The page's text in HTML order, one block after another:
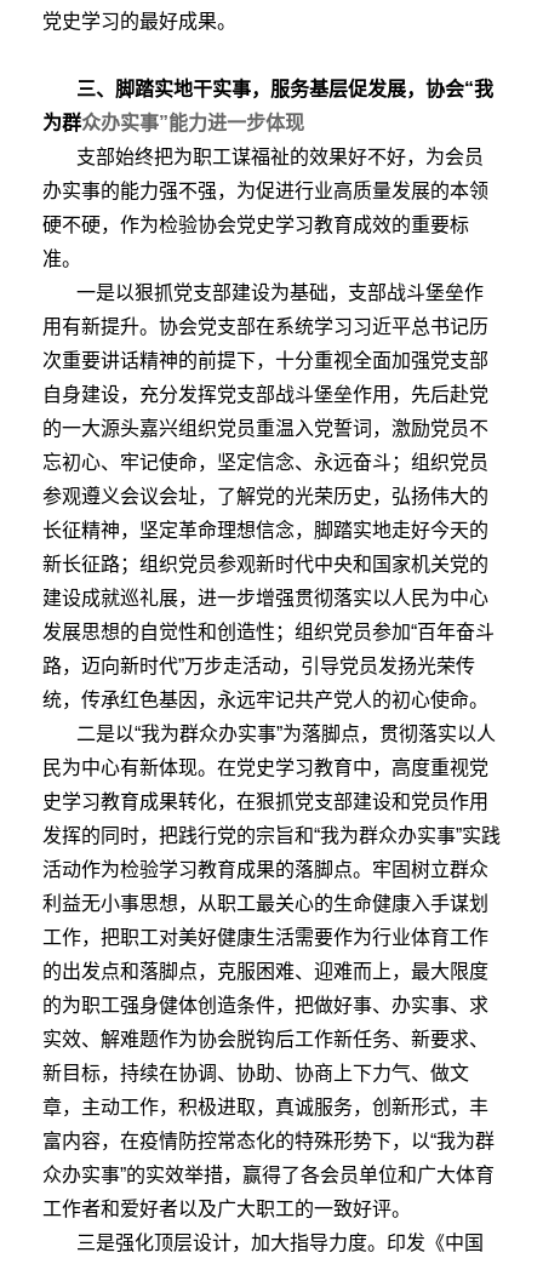
党史学习的最好成果。
三、脚踏实地干实事，服务基层促发展，协会“我
为群众办实事”能力进一步体现
支部始终把为职工谋福祉的效果好不好，为会员
办实事的能力强不强，为促进行业高质量发展的本领
硬不硬，作为检验协会党史学习教育成效的重要标
准。
一是以狠抓党支部建设为基础，支部战斗堡垒作
用有新提升。协会党支部在系统学习习近平总书记历
次重要讲话精神的前提下，十分重视全面加强党支部
自身建设，充分发挥党支部战斗堡垒作用，先后赴党
的一大源头嘉兴组织党员重温入党誓词，激励党员不
忘初心、牢记使命，坚定信念、永远奋斗；组织党员
参观遵义会议会址，了解党的光荣历史，弘扬伟大的
长征精神，坚定革命理想信念，脚踏实地走好今天的
新长征路；组织党员参观新时代中央和国家机关党的
建设成就巡礼展，进一步增强贯彻落实以人民为中心
发展思想的自觉性和创造性；组织党员参加“百年奋斗
路，迈向新时代”万步走活动，引导党员发扬光荣传
统，传承红色基因，永远牢记共产党人的初心使命。
二是以“我为群众办实事”为落脚点，贯彻落实以人
民为中心有新体现。在党史学习教育中，高度重视党
史学习教育成果转化，在狠抓党支部建设和党员作用
发挥的同时，把践行党的宗旨和“我为群众办实事”实践
活动作为检验学习教育成果的落脚点。牢固树立群众
利益无小事思想，从职工最关心的生命健康入手谋划
工作，把职工对美好健康生活需要作为行业体育工作
的出发点和落脚点，克服困难、迎难而上，最大限度
的为职工强身健体创造条件，把做好事、办实事、求
实效、解难题作为协会脱钩后工作新任务、新要求、
新目标，持续在协调、协助、协商上下力气、做文
章，主动工作，积极进取，真诚服务，创新形式，丰
富内容，在疫情防控常态化的特殊形势下，以“我为群
众办实事”的实效举措，赢得了各会员单位和广大体育
工作者和爱好者以及广大职工的一致好评。
三是强化顶层设计，加大指导力度。印发《中国